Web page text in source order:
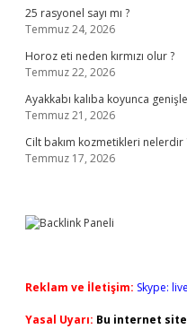
25 rasyonel sayı mı ?
Temmuz 24, 2026
Horoz eti neden kırmızı olur ?
Temmuz 22, 2026
Ayakkabı kalıba koyunca
Temmuz 21, 2026
Cilt bakım kozmetikleri nelerdir
Temmuz 17, 2026
Reklam ve İletişim: Skype:
Yasal Uyarı: Bu internet